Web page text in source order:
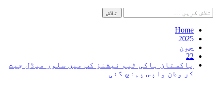
تلاش
کریں
برائے:Home
2025
جون
22
پاکستان ہاکی ٹیم نیشنز کپ میں سلور میڈل جیت
کر وطن واپس پہنچ گئی